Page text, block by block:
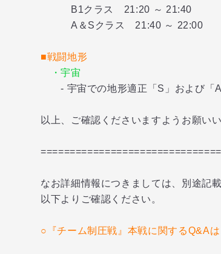
B1クラス 21:20 ～ 21:40
A＆Sクラス 21:40 ～ 22:00
■戦闘地形
・宇宙
- 宇宙での地形適正「S」および「
以上、ご確認くださいますようお願いい
なお詳細情報につきましては、別途記
以下よりご確認ください。
○『チーム制圧戦』本戦に関するQ&Aは